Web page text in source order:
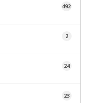
492
2
24
23